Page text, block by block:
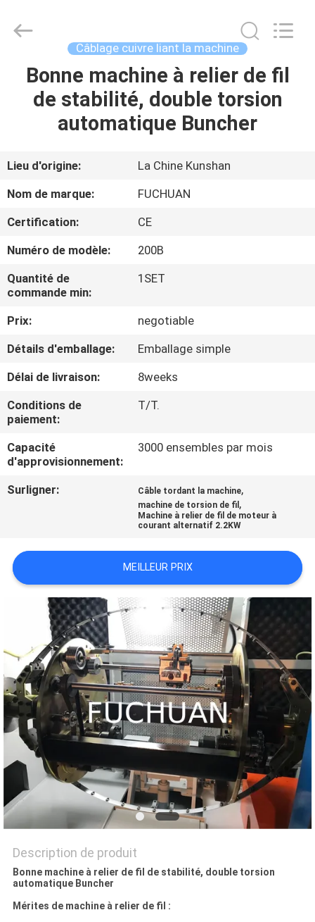
ACCUEIL
PRODUITS
VIDÉOS
SPECTACLE
VR
À
PROPOS
DE
NOUS
VISITE
DE
L'USINE
CONTACTEZ-
NOUS
NOUVELLES
LES
AFFAIRES
PLAN
DU
SITE
PRIVACY
POLICY
Electrical
Reserved.
Câblage cuivre liant la machine
Bonne machine à relier de fil
de stabilité, double torsion
automatique Buncher
Lieu d'origine:
La Chine Kunshan
Nom de marque:
FUCHUAN
Certification:
CE
Numéro de modèle:
200B
Quantité de
commande min:
1SET
Prix:
negotiable
Détails d'emballage:
Emballage simple
Délai de livraison:
8weeks
Conditions de
paiement:
T/T.
Capacité
d'approvisionnement:
3000 ensembles par mois
Surligner: Câble tordant la machine,
machine de torsion de fil ,
Machine à relier de fil de moteur à
courant alternatif 2.2KW
MEILLEUR PRIX
Description de produit
Bonne machine à relier de fil de stabilité, double torsion
automatique Buncher
Mérites de machine à relier de fil :